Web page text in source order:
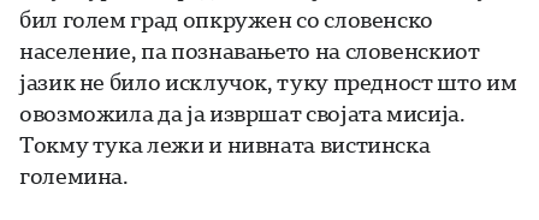
бил голем град опкружен со словенско
население, па познавањето на словенскиот
јазик не било исклучок, туку предност што им
овозможила да ја извршат својата мисија.
Токму тука лежи и нивната вистинска
големина.